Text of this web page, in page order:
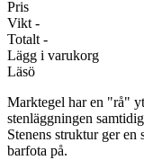
Pris
Vikt -
Totalt -
Lägg i varukorg
Läsö
Marktegel har en "rå"
stenläggningen
Stenens struktur ger en
barfota på.